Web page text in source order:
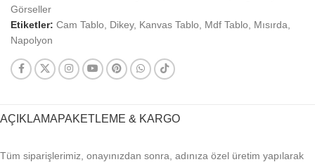
Görseller
Etiketler: Cam Tablo Dikey, Kanvas Tablo Mdf Tablo Mısırda
Napolyon
AÇIKLAMAPAKETLEME & KARGO
Tüm siparişlerimiz, onayınızdan sonra, adınıza özel üretim yapılarak